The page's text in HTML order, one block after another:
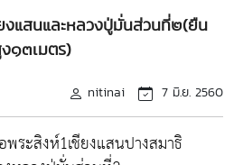
งแสนและหลวงปู่มั่นส่วนที่๒(ยืน
๑๓เมตร)
nitinai 7 มิ.ย. 2560
ระสิงห์1เชียงแสนปางสมาธิ